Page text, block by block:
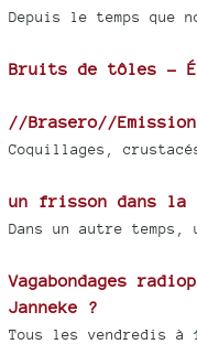
Depuis le temps que
Bruits de tôles -
//Brasero//
Coquillages,
un frisson dans la
Dans un autre
Vagabondages
Janneke ?
Tous les vendredis à